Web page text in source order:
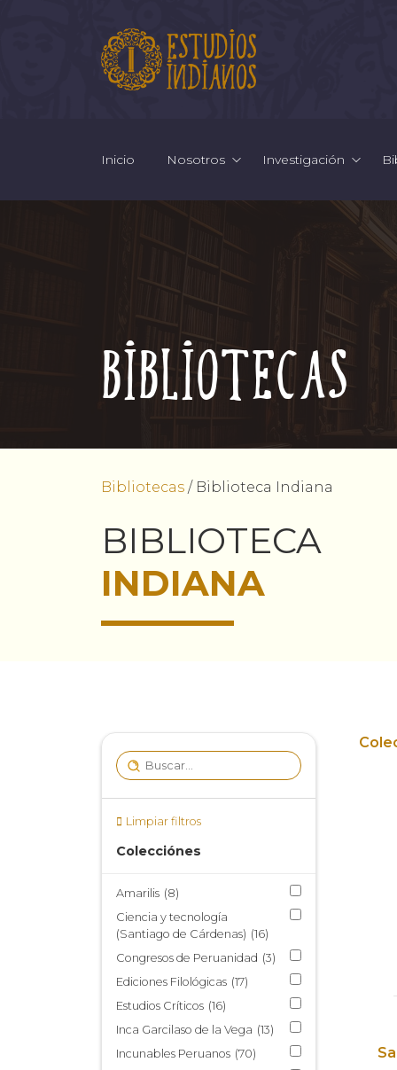
Inicio Nosotros Investigación
Bibliotecas
Bibliotecas / Biblioteca Indiana
BIBLIOTECA
INDIANA
Limpiar filtros
Colecciónes
Amarilis (8)
Ciencia y tecnología
(Santiago de Cárdenas) (16)
Congresos de Peruanidad (3)
Ediciones Filológicas (17)
Estudios Críticos (16)
Inca Garcilaso de la Vega (13)
Incunables Peruanos (70)